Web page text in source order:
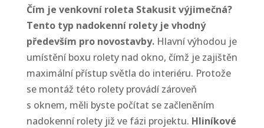
Čím je venkovní roleta Stakusit výjimečná?
Tento typ nadokenní rolety je vhodný
především pro novostavby.Hlavní výhodou je
umístění boxu rolety nad okno, čímž je zajištěn
maximální přístup světla do interiéru. Protože
se montáž této rolety provádí zároveň
s oknem, měli byste počítat se začleněním
nadokenní rolety již ve fázi projektu. Hliníkové